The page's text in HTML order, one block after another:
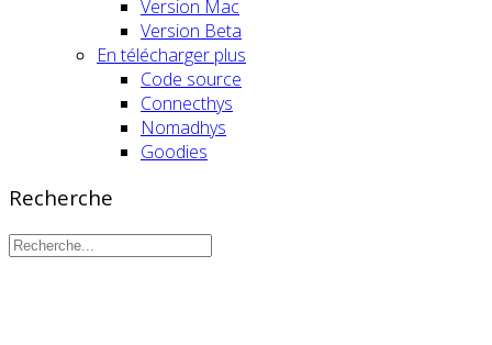
Version Mac
Version Beta
En télécharger plus
Code source
Connecthys
Nomadhys
Goodies
Recherche